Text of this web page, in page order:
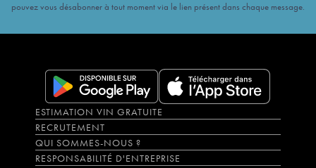
pouvez vous désabonner à tout moment via le lien présent dans chaque message.
ESTIMATION VIN GRATUITE
RECRUTEMENT
QUI SOMMES-NOUS ?
RESPONSABILITÉ D'ENTREPRISE